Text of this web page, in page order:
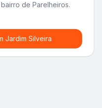
de Parelheiros.
Jardim Silveira